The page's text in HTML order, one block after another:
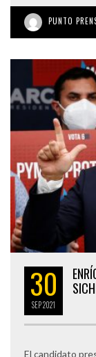
PUNTO
30
SEP2021
El candidato